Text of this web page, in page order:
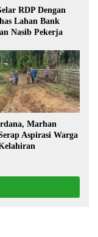
RDP Dengan
Lahan Bank
Nasib Pekerja
Marhan
Aspirasi Warga